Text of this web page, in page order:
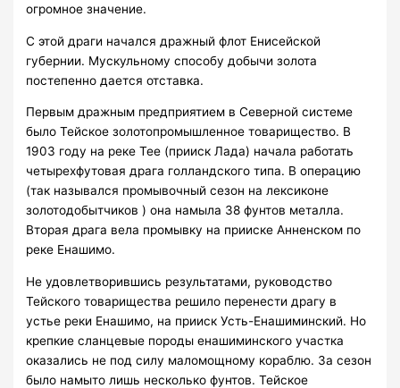
огромное значение.
С этой драги начался дражный флот Енисейской
губернии. Мускульному способу добычи золота
постепенно дается отставка.
Первым дражным предприятием в Северной системе
было Тейское золотопромышленное товарищество. В
1903 году на реке Тее (прииск Лада) начала работать
четырехфутовая драга голландского типа. В операцию
(так назывался промывочный сезон на лексиконе
золотодобытчиков ) она намыла 38 фунтов металла.
Вторая драга вела промывку на прииске Анненском по
реке Енашимо.
Не удовлетворившись результатами, руководство
Тейского товарищества решило перенести драгу в
устье реки Енашимо, на прииск Усть-Енашиминский. Но
крепкие сланцевые породы енашиминского участка
оказались не под силу маломощному кораблю. За сезон
было намыто лишь несколько фунтов. Тейское